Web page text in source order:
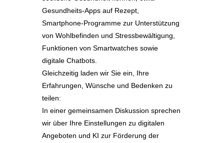
Gesundheits-Apps auf Rezept,
Smartphone-Programme zur Unterstützung
von Wohlbefinden und Stressbewältigung,
Funktionen von Smartwatches sowie
digitale Chatbots.
Gleichzeitig laden wir Sie ein, Ihre
Erfahrungen, Wünsche und Bedenken zu
teilen:
In einer gemeinsamen Diskussion sprechen
wir über Ihre Einstellungen zu digitalen
Angeboten und KI zur Förderung der